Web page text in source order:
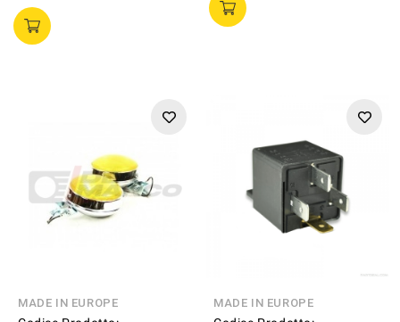
MADE IN EUROPE MADE IN EUROPE